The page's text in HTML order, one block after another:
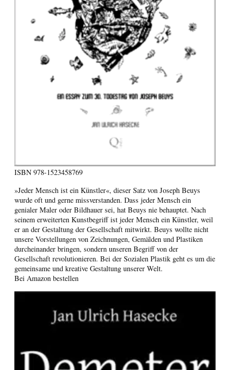
ISBN 978-1523458769
»Jeder Mensch ist ein Künstler«, dieser Satz von Joseph Beuys
wurde oft und gerne missverstanden. Dass jeder Mensch ein
genialer Maler oder Bildhauer sei, hat Beuys nie behauptet. Nach
seinem erweiterten Kunstbegriff ist jeder Mensch ein Künstler, weil
er an der Gestaltung der Gesellschaft mitwirkt. Beuys wollte nicht
unsere Vorstellungen von Zeichnungen, Gemälden und Plastiken
durcheinander bringen, sondern unseren Begriff von der
Gesellschaft revolutionieren. Bei der Sozialen Plastik geht es um die
gemeinsame und kreative Gestaltung unserer Welt.
Bei Amazon bestellen